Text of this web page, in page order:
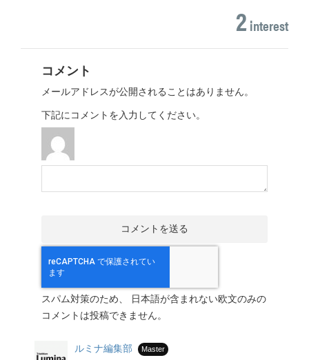
2interest
コメント
メールアドレスが公開されることはありません。
下記にコメントを入力してください。
スパム対策のため、 日本語が含まれない欧文のみの
コメントは投稿できません。
ルミナ編集部 Master